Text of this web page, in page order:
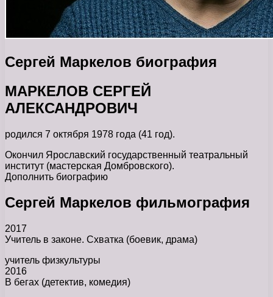
Сергей Маркелов биография
МАРКЕЛОВ СЕРГЕЙ
АЛЕКСАНДРОВИЧ
родился 7 октября 1978 года (41 год).
Окончил Ярославский государственный театральный
институт (мастерская Домбровского).
Дополнить биографию
Сергей Маркелов фильмография
2017
Учитель в законе. Схватка (боевик, драма)
учитель физкультуры
2016
В бегах (детектив, комедия)